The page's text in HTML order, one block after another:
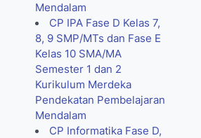
Mendalam
CP IPA Fase D Kelas 7,
8, 9 SMP/MTs dan Fase E
Kelas 10 SMA/MA
Semester 1 dan 2
Kurikulum Merdeka
Pendekatan Pembelajaran
Mendalam
CP Informatika Fase D,